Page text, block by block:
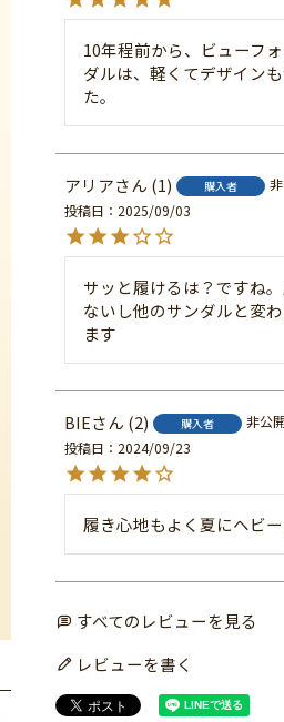
10年程前から、ビューフ
ダルは、軽くてデザイン
た。
アリア 1 購入者
投稿日
2025/09/03
サッと履けるは？ですね
ないし他のサンダルと変
ます
BIE 2 購入者
非公
投稿日
2024/09/23
履き心地もよく夏にヘビ
すべてのレビューを見る
レビューを書く